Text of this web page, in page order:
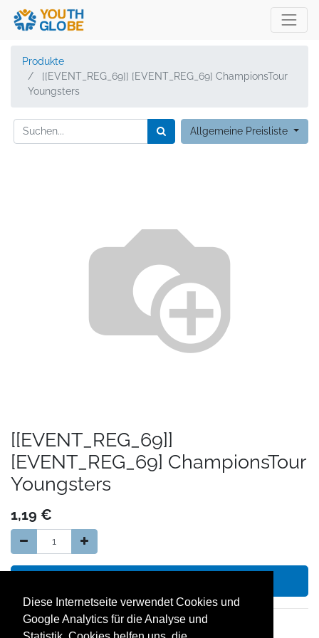
Diese Internetseite verwendet Cookies und
Google Analytics für die Analyse und
Produkte
[[EVENT_REG_69]] [EVENT_REG_69] ChampionsTour
Youngsters
Allgemeine Preisliste
[[EVENT_REG_69]]
[EVENT_REG_69] ChampionsTour
Youngsters
1,19 €
14 Tage Geld zurück Garantie